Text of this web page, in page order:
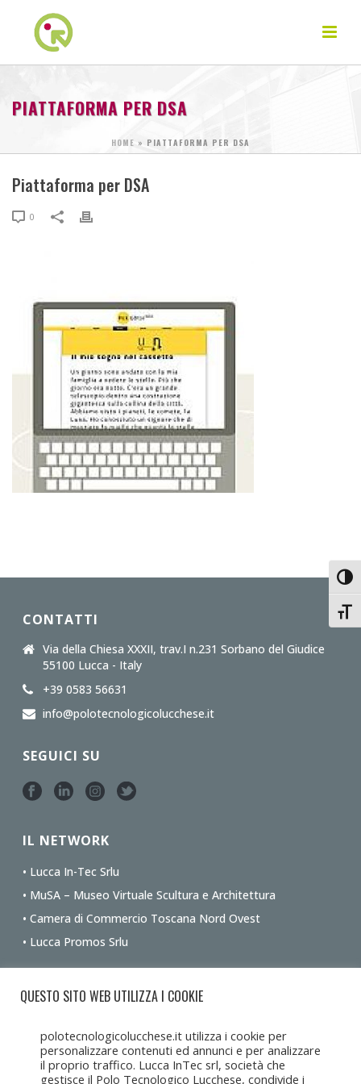
PIATTAFORMA PER DSA
HOME » PIATTAFORMA PER DSA
Piattaforma per DSA
0
CONTATTI
Via della Chiesa XXXII, trav.I n.231 Sorbano del Giudice
55100 Lucca - Italy
+39 0583 56631
info@polotecnologicolucchese.it
SEGUICI SU
IL NETWORK
• Lucca In-Tec Srlu
• MuSA – Museo Virtuale Scultura e Architettura
• Camera di Commercio Toscana Nord Ovest
• Lucca Promos Srlu
Ottieni le indicazioni stradali dalla tua posizione
QUESTO SITO WEB UTILIZZA I COOKIE
polotecnologicolucchese.it utilizza i cookie per
personalizzare contenuti ed annunci e per analizzare
il proprio traffico. Lucca InTec srl, società che
gestisce il Polo Tecnologico Lucchese, condivide i